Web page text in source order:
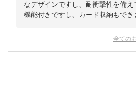
なデザインですし、耐衝撃性を備え
機能付きですし、カード収納もでき
全ての